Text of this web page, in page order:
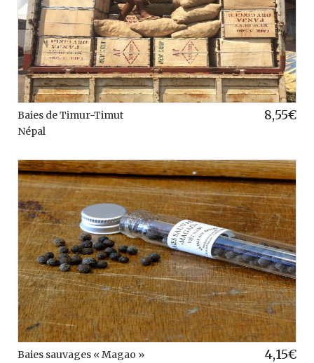
Baies de Timur-Timut
Népal
8,55€
Baies sauvages « Magao »
4,15€